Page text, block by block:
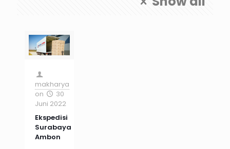
makharya
on
30
Juni 2022
Ekspedisi
Surabaya
Ambon